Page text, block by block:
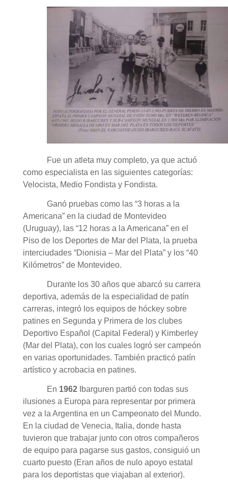
Fue un atleta muy completo, ya que actuó
como especialista en las siguientes categorías:
Velocista, Medio Fondista y Fondista.
Ganó pruebas como las “3 horas a la
Americana” en la ciudad de Montevideo
(Uruguay), las “12 horas a la Americana” en el
Piso de los Deportes de Mar del Plata, la prueba
interciudades “Dionisia – Mar del Plata” y los “40
Kilómetros” de Montevideo.
Durante los 30 años que abarcó su carrera
deportiva, además de la especialidad de patín
carreras, integró los equipos de hóckey sobre
patines en Segunda y Primera de los clubes
Deportivo Español (Capital Federal) y Kimberley
(Mar del Plata), con los cuales logró ser campeón
en varias oportunidades. También practicó patín
artístico y acrobacia en patines.
En 1962 Ibarguren partió con todas sus
ilusiones a Europa para representar por primera
vez a la Argentina en un Campeonato del Mundo.
En la ciudad de Venecia, Italia, donde hasta
tuvieron que trabajar junto con otros compañeros
de equipo para pagarse sus gastos, consiguió un
cuarto puesto (Eran años de nulo apoyo estatal
para los deportistas que viajaban al exterior).